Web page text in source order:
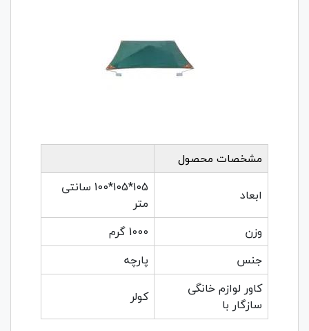
مشخصات محصول
ابعاد
105*105*100 سانتی
متر
وزن
1000 گرم
جنس
پارچه
کاور لوازم خانگی
سازگار با
کولر